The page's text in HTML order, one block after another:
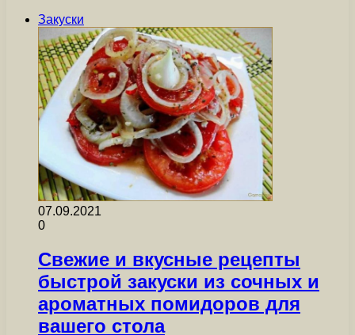
Закуски
07.09.2021
0
Свежие и вкусные рецепты
быстрой закуски из сочных и
ароматных помидоров для
вашего стола